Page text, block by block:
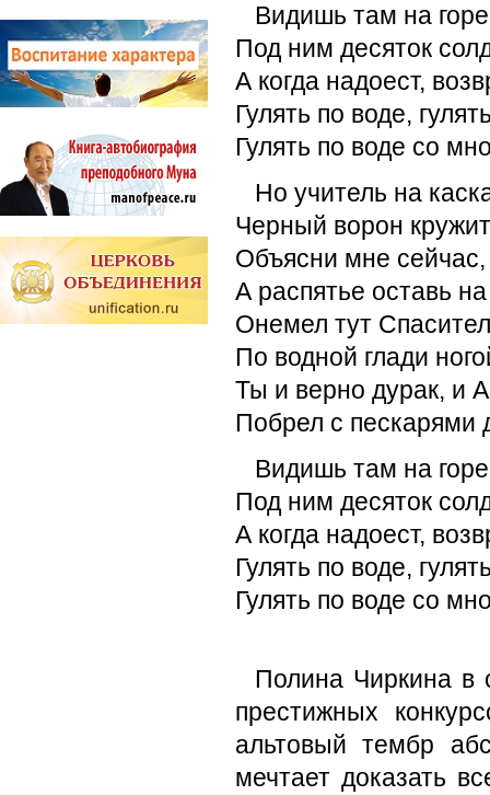
Видишь там на
Под ним десяток
А когда надоест,
Гулять по воде,
Гулять по воде со
Но учитель на
Черный ворон
Объясни мне
А распятье оставь
Онемел тут
По водной глади
Ты и верно дурак, и
Побрел с пескарями
Видишь там на
Под ним десяток
А когда надоест,
Гулять по воде,
Гулять по воде со
Полина Чиркина в
престижных
альтовый тембр
мечтает доказать